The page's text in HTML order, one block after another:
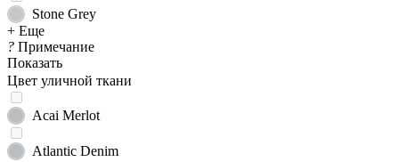
Stone Grey
+ Еще
? Примечание
Показать
Цвет уличной ткани
Acai Merlot
Atlantic Denim